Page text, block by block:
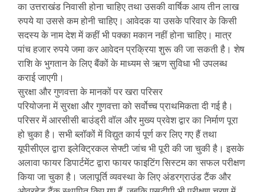
का उत्तराखंड निवासी होना चाहिए तथा उसकी वार्षिक आय तीन लाख
रुपये या उससे कम होनी चाहिए। आवेदक या उसके परिवार के किसी
सदस्य के नाम देश में कहीं भी पक्का मकान नहीं होना चाहिए। मात्र
पांच हजार रुपये जमा कर आवेदन प्रक्रिया शुरू की जा सकती है। शेष
राशि के भुगतान के लिए बैंकों के माध्यम से ऋण सुविधा भी उपलब्ध
कराई जाएगी।
सुरक्षा और गुणवत्ता के मानकों पर खरा परिसर
परियोजना में सुरक्षा और गुणवत्ता को सर्वोच्च प्राथमिकता दी गई है।
परिसर में आरसीसी बाउंड्री वॉल और मुख्य प्रवेश द्वार का निर्माण पूरा
हो चुका है। सभी ब्लॉकों में विद्युत कार्य पूर्ण कर लिए गए हैं तथा
यूपीसीएल द्वारा इलेक्ट्रिकल सेफ्टी जांच भी पूरी की जा चुकी है। इसके
अलावा फायर डिपार्टमेंट द्वारा फायर फाइटिंग सिस्टम का सफल परीक्षण
किया जा चुका है। जलापूर्ति व्यवस्था के लिए अंडरग्राउंड टैंक और